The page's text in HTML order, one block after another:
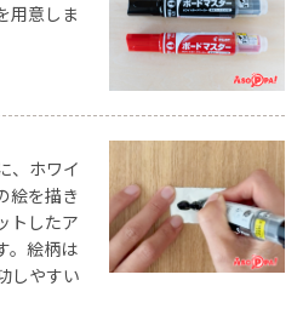
用意しま
、ホワイ
絵を描き
トしたア
。絵柄は
しやすい